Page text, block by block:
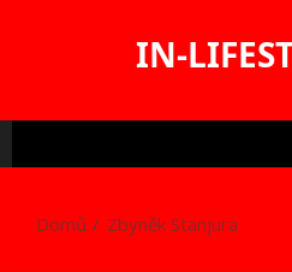
IN-
Domů Zbyněk Stanjura